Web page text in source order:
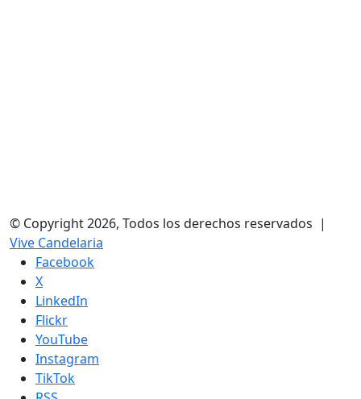
© Copyright 2026, Todos los derechos reservados |
Vive Candelaria
Facebook
X
LinkedIn
Flickr
YouTube
Instagram
TikTok